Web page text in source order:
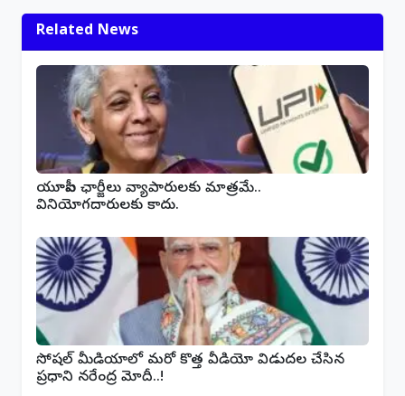
Related News
యూపీఐ ఛార్జీలు వ్యాపారులకు మాత్రమే..
వినియోగదారులకు కాదు.
సోషల్ మీడియాలో మరో కొత్త వీడియో విడుదల చేసిన
ప్రధాని నరేంద్ర మోదీ..!